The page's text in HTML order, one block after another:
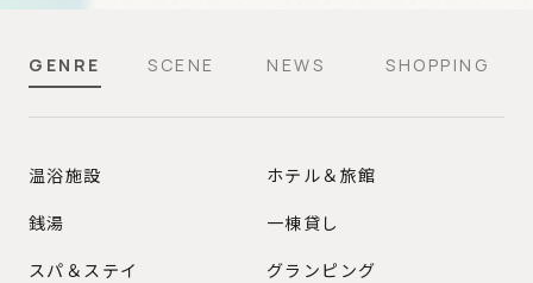
GENRE SCENE NEWS SHOPPING
GENRE
温浴施設
銭湯
スパ＆ステイ
ホテル＆旅館
一棟貸し
グランピング